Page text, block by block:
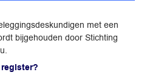
met een
bijgehouden door Stichting